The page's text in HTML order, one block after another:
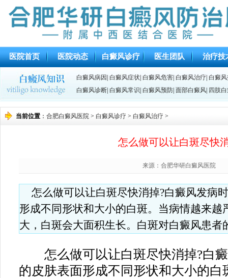
医院首页 医院动态 白癜风诊疗 医生团队 治疗技
白癜风病因 白癜风症状 白癜风危害 白癜风治疗 白癜
白癜风诊断 白癜风常识 白癜风预防 面部白癜风 四肢
当前位置 ： 合肥白癜风医院 > 白癜风诊疗 > 白癜风治疗 >
怎么做可以让白斑尽快
来源：合肥华研白癜风医院
怎么做可以让白斑尽快消掉?白癜风发病
形成不同形状和大小的白斑。当病情越来越
大，白斑会大面积生长。白斑对白癜风患者
怎么做可以让白斑尽快消掉?白癜
的皮肤表面形成不同形状和大小的白